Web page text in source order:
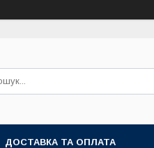
ДОСТАВКА ТА ОПЛАТА